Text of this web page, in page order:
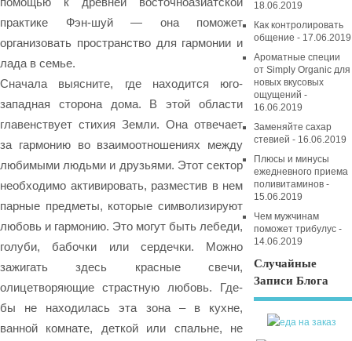
практике Фэн-шуй — она поможет
организовать пространство для гармонии и
лада в семье.
Сначала выясните, где находится юго-
западная сторона дома. В этой области
главенствует стихия Земли. Она отвечает
за гармонию во взаимоотношениях между
любимыми людьми и друзьями. Этот сектор
необходимо активировать, разместив в нем
парные предметы, которые символизируют
любовь и гармонию. Это могут быть лебеди,
голуби, бабочки или сердечки. Можно
зажигать здесь красные свечи,
олицетворяющие страстную любовь. Где-
бы не находилась эта зона – в кухне,
ванной комнате, деткой или спальне, не
18.06.2019
Как контролировать
общение - 17.06.2019
Ароматные специи
от Simply Organic для
новых вкусовых
ощущений -
16.06.2019
Заменяйте сахар
стевией - 16.06.2019
Плюсы и минусы
ежедневного приема
поливитаминов -
15.06.2019
Чем мужчинам
поможет трибулус -
14.06.2019
Случайные
Записи Блога